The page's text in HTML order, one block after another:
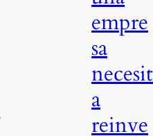
empre
sa
necesit
a
reinve